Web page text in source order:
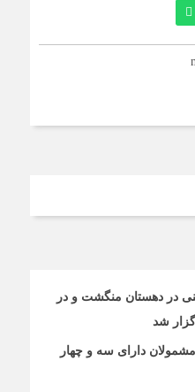
در دهستان منگشت و در
شد
دارای سه و چهار